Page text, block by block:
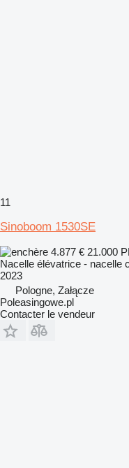
11
Sinoboom 1530SE
4.877 € 21.000
Nacelle élévatrice - nacelle
2023
Pologne, Załącze
Poleasingowe.pl
Contacter le vendeur